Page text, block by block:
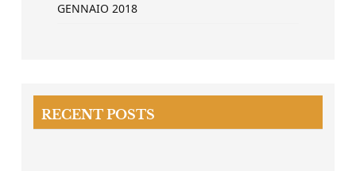
GENNAIO 2018
RECENT POSTS